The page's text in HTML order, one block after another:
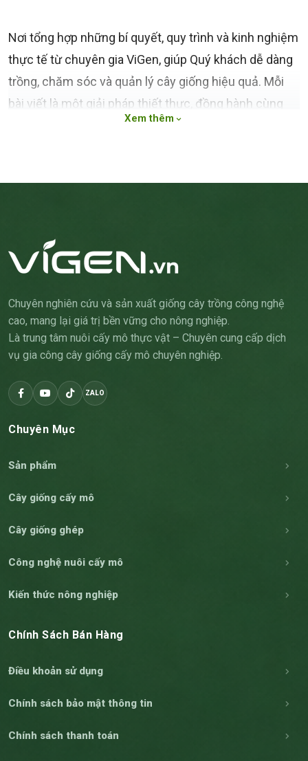
Nơi tổng hợp những bí quyết, quy trình và kinh nghiệm
thực tế từ chuyên gia ViGen, giúp Quý khách dễ dàng
trồng, chăm sóc và quản lý cây giống hiệu quả. Mỗi
bài viết là một giải pháp thiết thực, đồng hành cùng
nhà vườn trên hành trình canh tác bền vững
thực tế từ chuyên gia ViGen, giúp Quý khách dễ dàng
nhà vườn trên hành trình canh tác bền vững.
Nơi tổng hợp những bí quyết, quy trình và kinh nghiệm
thực tế từ chuyên gia ViGen, giúp Quý khách dễ dàng
trồng, chăm sóc và quản lý cây giống hiệu quả. Mỗi
bài viết là một giải pháp thiết thực, đồng hành cùng
Nơi tổng hợp những bí quyết, quy trình và kinh nghiệm
bài viết là một giải pháp thiết thực, đồng hành cùng
Xem thêm
Chuyên nghiên cứu và sản xuất giống cây trồng công nghệ
cao, mang lại giá trị bền vững cho nông nghiệp.
Là trung tâm nuôi cấy mô thực vật – Chuyên cung cấp dịch
vụ gia công cây giống cấy mô chuyên nghiệp.
ZALO
Chuyên Mục
Sản phẩm
Cây giống cấy mô
Cây giống ghép
Công nghệ nuôi cấy mô
Kiến thức nông nghiệp
Chính Sách Bán Hàng
Điều khoản sử dụng
Chính sách bảo mật thông tin
Chính sách thanh toán